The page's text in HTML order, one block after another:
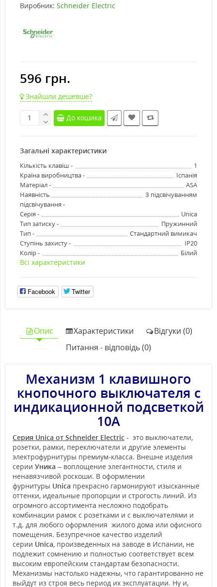
Виробник: Schneider Electric
596 грн.
Знайшли дешевше?
До кошика
Загальні характеристики
Кількість клавіш -
1
Країна виробництва -
Іспанія
Матеріал -
ASA
Наявність
підсвічування -
З підсвічуванням
Серія -
Unica
Тип затиску -
Пружинний
Тип -
Стандартний вимикач
Ступінь захисту -
IP20
Колір -
Білий
Всі характеристики
Facebook Twitter
Опис Характеристики
Відгуки (0)
Питання - відповідь (0)
Механизм 1 клавишного
кнопочного выключателя с
индикационной подсветкой
10А
Серия Unica от Schneider Electric - это выключатели,
розетки, рамки, переключатели и другие элементы
электрофурнитуры премиум-класса. Внешне изделия
серии Уника – воплощение элегантности, стиля и
ненавязчивой роскоши. В оформлении
фурнитуры Unica прекрасно гармонируют изысканные
оттенки, идеальные пропорции и строгость линий. Из
огромного ассортимента несложно подобрать
комбинации рамок с розетками и с выключателями и
т.д. для любого оформления жилого дома или офисного
помещения. Безупречное качество изделий
серии Unica, произведенных на заводе в Испании, не
подлежит сомнению и полностью соответствует всем
высоким европейским стандартам безопасности.
Механизмы настолько надежны, что гарантированно не
выйдут из строя весь период их эксплуатации. Ну и,